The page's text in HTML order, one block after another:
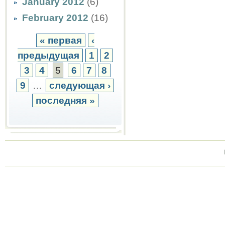
February 2012 (16)
« первая
‹
предыдущая
1
2
3
4 5 6 7
8
9
…
следующая ›
последняя »